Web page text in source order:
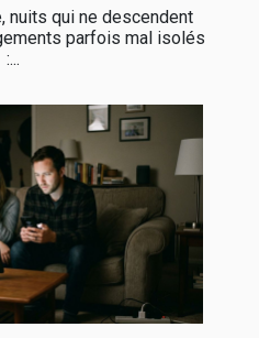
nuits qui ne descendent
parfois mal isolés
:...